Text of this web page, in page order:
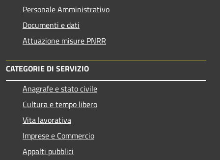
Personale Amministrativo
Documenti e dati
Attuazione misure PNRR
CATEGORIE DI SERVIZIO
Anagrafe e stato civile
Cultura e tempo libero
Vita lavorativa
Imprese e Commercio
Appalti pubblici